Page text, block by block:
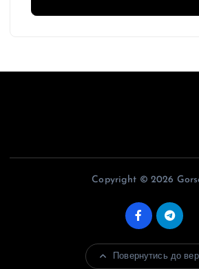
Copyright © 2026
Повернутись до